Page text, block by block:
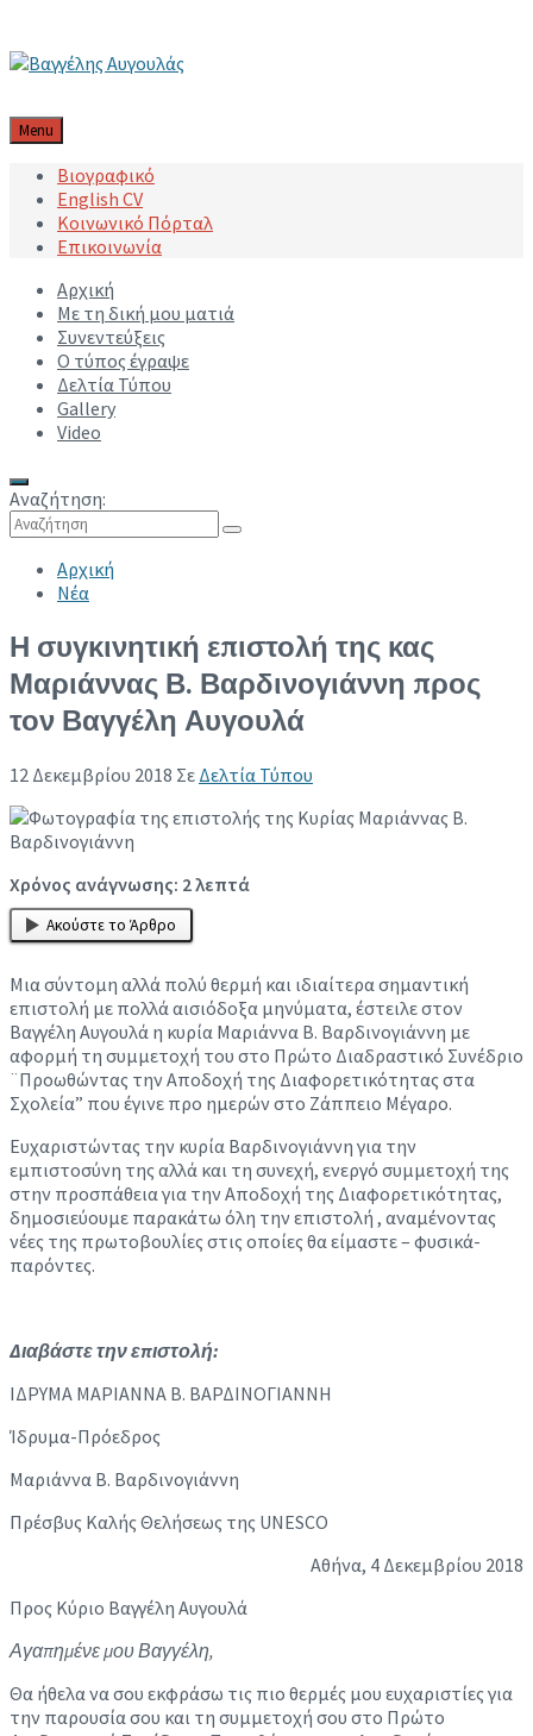
Menu
Βιογραφικό
English CV
Κοινωνικό Πόρταλ
Επικοινωνία
Αρχική
Με τη δική μου ματιά
Συνεντεύξεις
Ο τύπος έγραψε
Δελτία Τύπου
Gallery
Video
Αναζήτηση:
Αρχική
Νέα
Η συγκινητική επιστολή της κας
Μαριάννας Β. Βαρδινογιάννη προς
τον Βαγγέλη Αυγουλά
12 Δεκεμβρίου 2018 Σε Δελτία Τύπου
Χρόνος ανάγνωσης: 2λεπτά
Ακούστε το Άρθρο
Μια σύντομη αλλά πολύ θερμή και ιδιαίτερα σημαντική
επιστολή με πολλά αισιόδοξα μηνύματα, έστειλε στον
Βαγγέλη Αυγουλά η κυρία Μαριάννα Β. Βαρδινογιάννη με
αφορμή τη συμμετοχή του στο Πρώτο Διαδραστικό Συνέδριο
¨Προωθώντας την Αποδοχή της Διαφορετικότητας στα
Σχολεία” που έγινε προ ημερών στο Ζάππειο Μέγαρο.
Ευχαριστώντας την κυρία Βαρδινογιάννη για την
εμπιστοσύνη της αλλά και τη συνεχή, ενεργό συμμετοχή της
στην προσπάθεια για την Αποδοχή της Διαφορετικότητας,
δημοσιεύουμε παρακάτω όλη την επιστολή , αναμένοντας
νέες της πρωτοβουλίες στις οποίες θα είμαστε – φυσικά-
παρόντες.
Διαβάστε την επιστολή:
ΙΔΡΥΜΑ ΜΑΡΙΑΝΝΑ Β. ΒΑΡΔΙΝΟΓΙΑΝΝΗ
Ίδρυμα-Πρόεδρος
Μαριάννα Β. Βαρδινογιάννη
Πρέσβυς Καλής Θελήσεως της UNESCO
Αθήνα, 4 Δεκεμβρίου 2018
Προς Κύριο Βαγγέλη Αυγουλά
Αγαπημένε μου Βαγγέλη,
Θα ήθελα να σου εκφράσω τις πιο θερμές μου ευχαριστίες για
την παρουσία σου και τη συμμετοχή σου στο Πρώτο